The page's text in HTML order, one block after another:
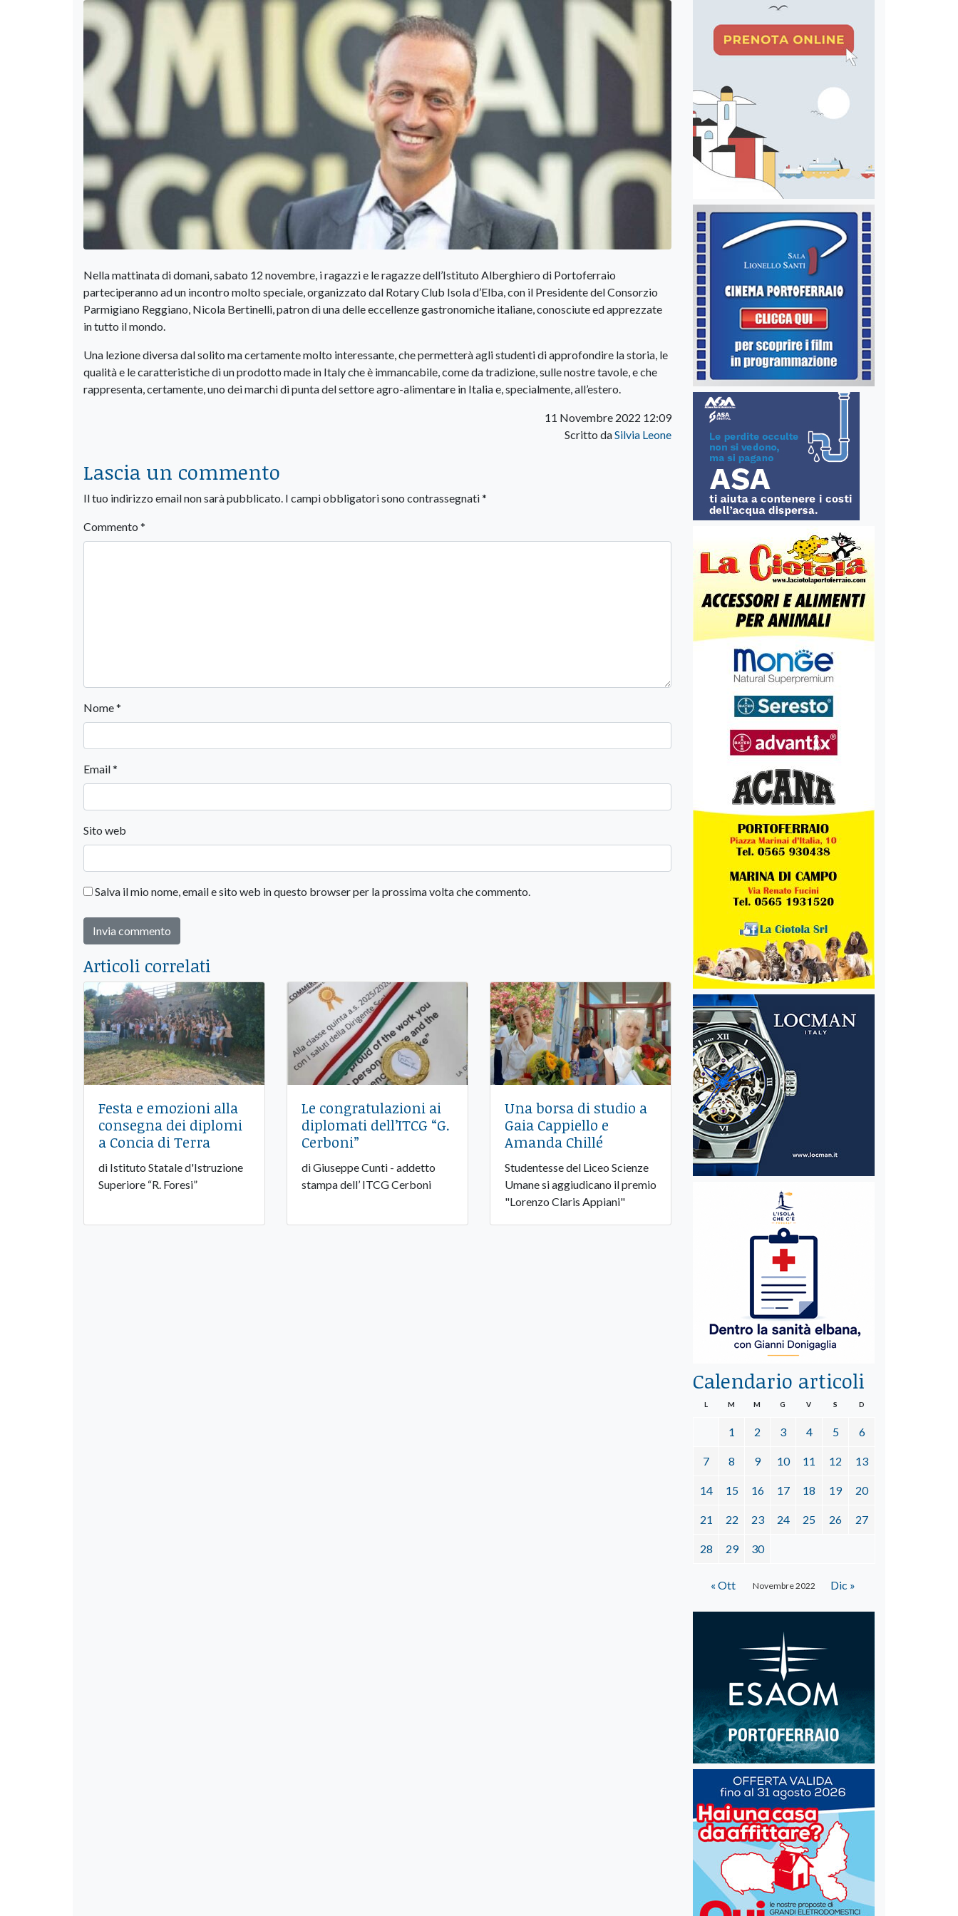
Nella mattinata di domani, sabato 12 novembre, i ragazzi e le ragazze dell’Istituto Alberghiero di Portoferraio
parteciperanno ad un incontro molto speciale, organizzato dal Rotary Club Isola d’Elba, con il Presidente del Consorzio
Parmigiano Reggiano, Nicola Bertinelli, patron di una delle eccellenze gastronomiche italiane, conosciute ed apprezzate
in tutto il mondo.
Una lezione diversa dal solito ma certamente molto interessante, che permetterà agli studenti di approfondire la storia, le
qualità e le caratteristiche di un prodotto made in Italy che è immancabile, come da tradizione, sulle nostre tavole, e che
rappresenta, certamente, uno dei marchi di punta del settore agro-alimentare in Italia e, specialmente, all’estero.
11 Novembre 2022 12:09
Scritto daSilvia Leone
Lascia un commento
Il tuo indirizzo email non sarà pubblicato. I campi obbligatori sono contrassegnati*
Commento *
Nome*
Email*
Sito web
Salva il mio nome, email e sito web in questo browser per la prossima volta che commento.
Articoli correlati
Festa e emozioni alla
consegna dei diplomi
a Concia di Terra
di Istituto Statale d'Istruzione
Superiore “R. Foresi”
Le congratulazioni ai
diplomati dell’ITCG “G.
Cerboni”
di Giuseppe Cunti - addetto
stampa dell’ ITCG Cerboni
Una borsa di studio a
Gaia Cappiello e
Amanda Chillé
Studentesse del Liceo Scienze
Umane si aggiudicano il premio
"Lorenzo Claris Appiani"
Calendario articoli
Novembre 2022
L M M G V S D
1 2 3 4 5 6
7 8 9 10 11 12 13
14 15 16 17 18 19 20
21 22 23 24 25 26 27
28 29 30
« Ott Dic »